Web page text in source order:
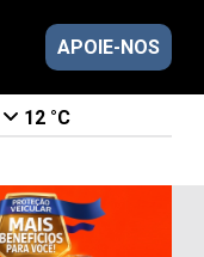
APOIE-NOS
12 °C